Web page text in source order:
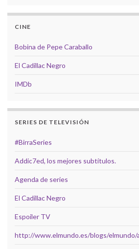
CINE
Bobina de Pepe Caraballo
El Cadillac Negro
IMDb
SERIES DE TELEVISIÓN
#BirraSeries
Addic7ed, los mejores subtítulos.
Agenda de series
El Cadillac Negro
Espoiler TV
http://www.elmundo.es/blogs/elmundo/